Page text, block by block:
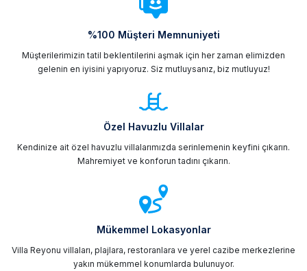
%100 Müşteri Memnuniyeti
Müşterilerimizin tatil beklentilerini aşmak için her zaman elimizden
gelenin en iyisini yapıyoruz. Siz mutluysanız, biz mutluyuz!
Özel Havuzlu Villalar
Kendinize ait özel havuzlu villalarımızda serinlemenin keyfini çıkarın.
Mahremiyet ve konforun tadını çıkarın.
Mükemmel Lokasyonlar
Villa Reyonu villaları, plajlara, restoranlara ve yerel cazibe merkezlerine
yakın mükemmel konumlarda bulunuyor.